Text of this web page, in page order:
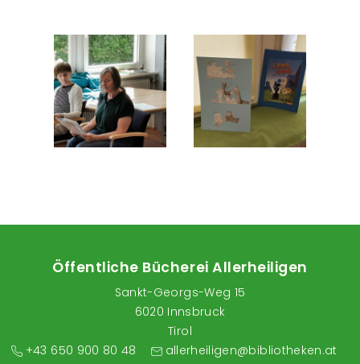
Öffentliche Bücherei Allerheiligen
Sankt-Georgs-Weg 15
6020 Innsbruck
Tirol
+43 650 900 80 48
allerheiligen@bibliotheken.at